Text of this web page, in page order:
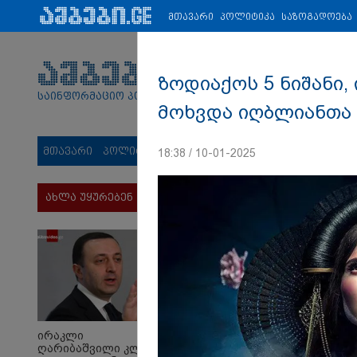
პარტნიორები: ახალი ამბები ეკონომიკა ვიდეო
საინფორმაციო პორტალი
მთავარი პოლიტიკა საზოგადოება
ახლა უყურებენ
ირაკლი
ღარიბაშვილი კლინიკაში
მთავარი პოლიტიკა საზოგადოება
ზოდიაქოს 5
მოხვდა იღბლიანთა
18:38 / 10-01-2025